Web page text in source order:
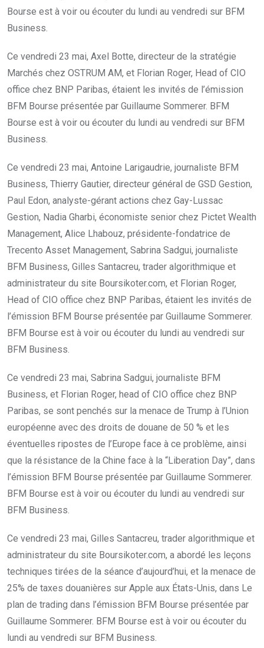
Bourse est à voir ou écouter du lundi au vendredi sur BFM
Business.
Ce vendredi 23 mai, Axel Botte, directeur de la stratégie
Marchés chez OSTRUM AM, et Florian Roger, Head of CIO
office chez BNP Paribas, étaient les invités de l’émission
BFM Bourse présentée par Guillaume Sommerer. BFM
Bourse est à voir ou écouter du lundi au vendredi sur BFM
Business.
Ce vendredi 23 mai, Antoine Larigaudrie, journaliste BFM
Business, Thierry Gautier, directeur général de GSD Gestion,
Paul Edon, analyste-gérant actions chez Gay-Lussac
Gestion, Nadia Gharbi, économiste senior chez Pictet Wealth
Management, Alice Lhabouz, présidente-fondatrice de
Trecento Asset Management, Sabrina Sadgui, journaliste
BFM Business, Gilles Santacreu, trader algorithmique et
administrateur du site Boursikoter.com, et Florian Roger,
Head of CIO office chez BNP Paribas, étaient les invités de
l’émission BFM Bourse présentée par Guillaume Sommerer.
BFM Bourse est à voir ou écouter du lundi au vendredi sur
BFM Business.
Ce vendredi 23 mai, Sabrina Sadgui, journaliste BFM
Business, et Florian Roger, head of CIO office chez BNP
Paribas, se sont penchés sur la menace de Trump à l’Union
européenne avec des droits de douane de 50 % et les
éventuelles ripostes de l’Europe face à ce problème, ainsi
que la résistance de la Chine face à la “Liberation Day”, dans
l’émission BFM Bourse présentée par Guillaume Sommerer.
BFM Bourse est à voir ou écouter du lundi au vendredi sur
BFM Business.
Ce vendredi 23 mai, Gilles Santacreu, trader algorithmique et
administrateur du site Boursikoter.com, a abordé les leçons
techniques tirées de la séance d’aujourd’hui, et la menace de
25% de taxes douanières sur Apple aux États-Unis, dans Le
plan de trading dans l’émission BFM Bourse présentée par
Guillaume Sommerer. BFM Bourse est à voir ou écouter du
lundi au vendredi sur BFM Business.